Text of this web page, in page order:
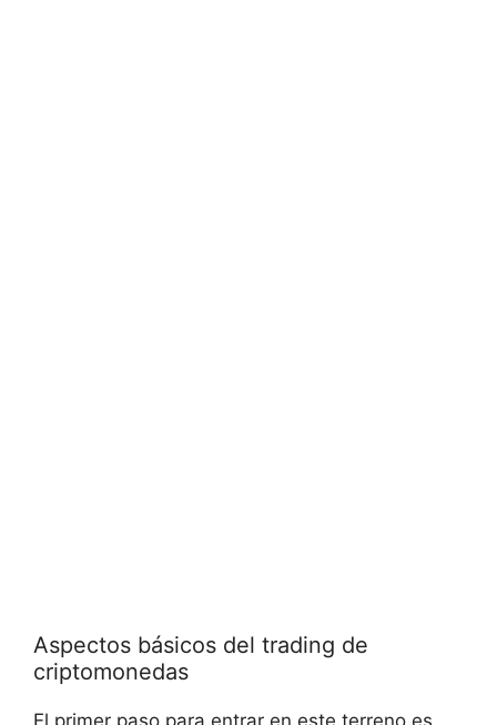
Aspectos básicos del trading de
criptomonedas